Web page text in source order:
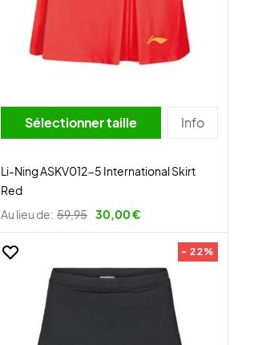
Sélectionner taille Info
Li-Ning ASKV012-5 International Skirt
Red
Au lieu de: 59,95 30,00 €
- 22%